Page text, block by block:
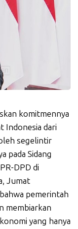
komitmennya
Indonesia dari
segelintir
pada Sidang
DPD di
Jumat
pemerintah
membiarkan
yang hanya